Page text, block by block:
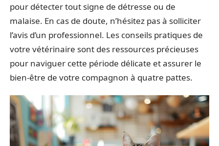
pour détecter tout signe de détresse ou de
malaise. En cas de doute, n’hésitez pas à solliciter
l’avis d’un professionnel. Les conseils pratiques de
votre vétérinaire sont des ressources précieuses
pour naviguer cette période délicate et assurer le
bien-être de votre compagnon à quatre pattes.